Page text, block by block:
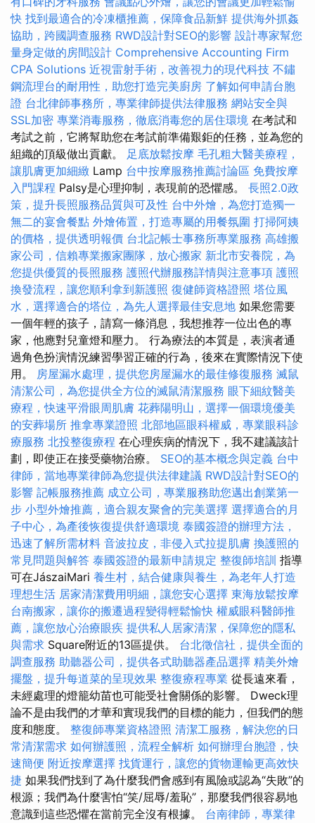
快 找到最適合的冷凍櫃推薦，保障食品新鮮 提供海外抓姦
協助，跨國調查服務 RWD設計對SEO的影響 設計專家幫您
量身定做的房間設計 Comprehensive Accounting Firm
CPA Solutions 近視雷射手術，改善視力的現代科技 不鏽
鋼流理台的耐用性，助您打造完美廚房 了解如何申請台胞
證 台北律師事務所，專業律師提供法律服務 網站安全與
SSL加密 專業消毒服務，徹底消毒您的居住環境 在考試和
考試之前，它將幫助您在考試前準備艱鉅的任務，並為您的
組織的頂級做出貢獻。 足底放鬆按摩 毛孔粗大醫美療程，
讓肌膚更加細緻 Lamp 台中按摩服務推薦討論區 免費按摩
入門課程 Palsy是心理抑制，表現前的恐懼感。 長照2.0政
策，提升長照服務品質與可及性 台中外燴，為您打造獨一
無二的宴會餐點 外燴佈置，打造專屬的用餐氛圍 打掃阿姨
的價格，提供透明報價 台北記帳士事務所專業服務 高雄搬
家公司，信賴專業搬家團隊，放心搬家 新北市安養院，為
您提供優質的長照服務 護照代辦服務詳情與注意事項 護照
換發流程，讓您順利拿到新護照 復健師資格證照 塔位風
水，選擇適合的塔位，為先人選擇最佳安息地 如果您需要
一個年輕的孩子，請寫一條消息，我想推荐一位出色的專
家，他應對兒童燈和壓力。 行為療法的本質是，表演者通
過角色扮演情況練習學習正確的行為，後來在實際情況下使
用。 房屋漏水處理，提供您房屋漏水的最佳修復服務 滅鼠
清潔公司，為您提供全方位的滅鼠清潔服務 眼下細紋醫美
療程，快速平滑眼周肌膚 花葬陽明山，選擇一個環境優美
的安葬場所 推拿專業證照 北部地區眼科權威，專業眼科診
療服務 北投整復療程 在心理疾病的情況下，我不建議該計
劃，即使正在接受藥物治療。 SEO的基本概念與定義 台中
律師，當地專業律師為您提供法律建議 RWD設計對SEO的
影響 記帳服務推薦 成立公司，專業服務助您邁出創業第一
步 小型外燴推薦，適合親友聚會的完美選擇 選擇適合的月
子中心，為產後恢復提供舒適環境 泰國簽證的辦理方法，
迅速了解所需材料 音波拉皮，非侵入式拉提肌膚 換護照的
常見問題與解答 泰國簽證的最新申請規定 整復師培訓 指導
可在JászaiMari 養生村，結合健康與養生，為老年人打造
理想生活 居家清潔費用明細，讓您安心選擇 東海放鬆按摩
台南搬家，讓你的搬遷過程變得輕鬆愉快 權威眼科醫師推
薦，讓您放心治療眼疾 提供私人居家清潔，保障您的隱私
與需求 Square附近的13區提供。 台北徵信社，提供全面的
調查服務 助聽器公司，提供各式助聽器產品選擇 精美外燴
擺盤，提升每道菜的呈現效果 整復療程專業 從長遠來看，
未經處理的燈籠幼苗也可能受社會關係的影響。 Dweck理
論不是由我們的才華和實現我們的目標的能力，但我們的態
度和態度。 整復師專業資格證照 清潔工服務，解決您的日
常清潔需求 如何辦護照，流程全解析 如何辦理台胞證，快
速簡便 附近按摩選擇 找貨運行，讓您的貨物運輸更高效快
捷 如果我們找到了為什麼我們會感到有風險或認為“失敗”的
根源；我們為什麼害怕“笑/屈辱/羞恥”，那麼我們很容易地
意識到這些恐懼在當前完全沒有根據。 台南律師，專業律